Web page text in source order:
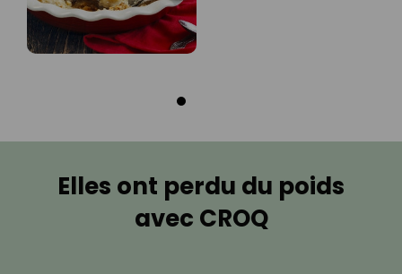
Elles ont perdu du poids
avec CROQ